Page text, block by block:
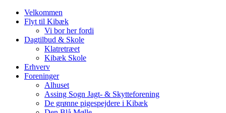
Velkommen
Flyt til Kibæk
Vi bor her fordi
Dagtilbud & Skole
Klatretræet
Kibæk Skole
Erhverv
Foreninger
Alhuset
Assing Sogn Jagt- & Skytteforening
De grønne pigespejdere i Kibæk